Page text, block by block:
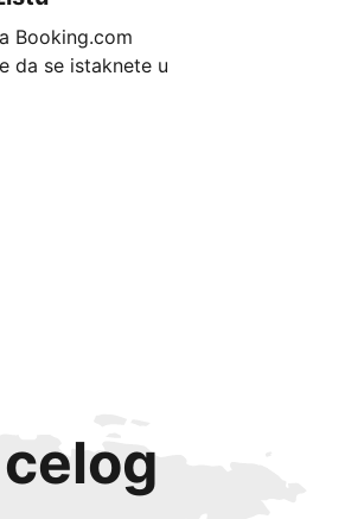
Booking.com
da se istaknete u